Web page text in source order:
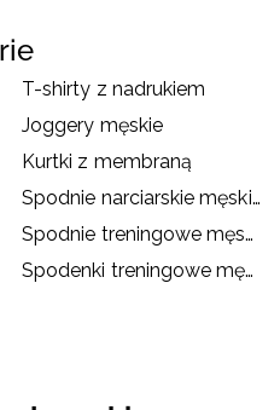
T-shirty z nadrukiem
Joggery męskie
Kurtki z membraną
Spodnie narciarskie męskie
Spodnie treningowe męskie
Spodenki treningowe męskie